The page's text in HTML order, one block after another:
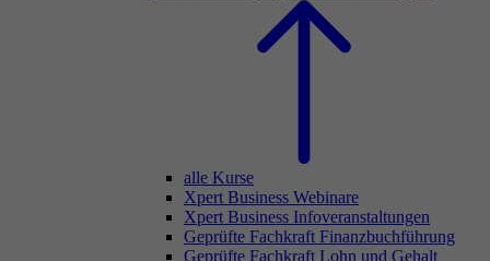
alle Kurse
Xpert Business Webinare
Xpert Business Infoveranstaltungen
Geprüfte Fachkraft Finanzbuchführung
Geprüfte Fachkraft Lohn und Gehalt